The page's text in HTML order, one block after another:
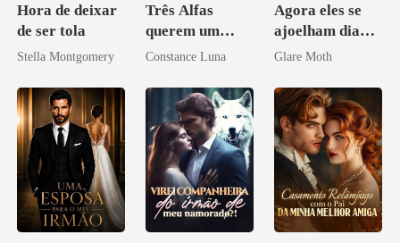
Hora de deixar
de ser tola
Stella Montgomery
Três Alfas
querem um
casamento
Constance Luna
Agora eles se
ajoelham diante
de mim
Glare Moth